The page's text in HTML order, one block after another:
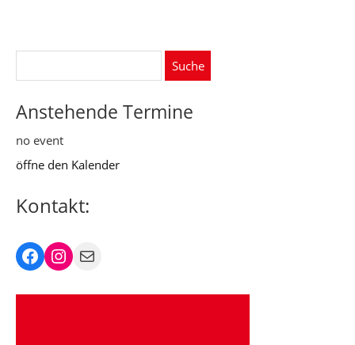
Anstehende Termine
no event
öffne den Kalender
Kontakt:
Facebook
Instagram
Mail